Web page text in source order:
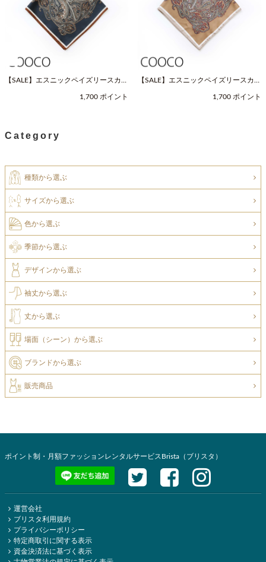
【SALE】エスニックペイズリースカー
1,700 ポイント
【SALE】エスニックペイズリースカー
1,700 ポイント
Category
種類から選ぶ
サイズから選ぶ
色から選ぶ
季節から選ぶ
デザインから選ぶ
袖丈から選ぶ
丈から選ぶ
場面（シーン）から選ぶ
ブランドから選ぶ
販売商品
ポイント制・月額ファッションレンタルサービスBrista（ブリスタ）
運営会社
ブリスタ利用規約
プライバシーポリシー
特定商取引に関する表示
資金決済法に基づく表示